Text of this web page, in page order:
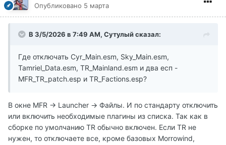
Опубликовано 5 марта
В 3/5/2026 в 7:49 AM, Сутулыйсказал:
Где отключать Cyr_Main.esm, Sky_Main.esm,
Tamriel_Data.esm, TR_Mainland.esm и два есп -
MFR_TR_patch.esp и TR_Factions.esp?
В окне MFR -> Launcher -> Файлы. И по стандарту отключить
или включить необходимые плагины из списка. Так как в
сборке по умолчанию TR обычно включен. Если TR не
нужен, то отключаете все, кроме базовых Morrowind,